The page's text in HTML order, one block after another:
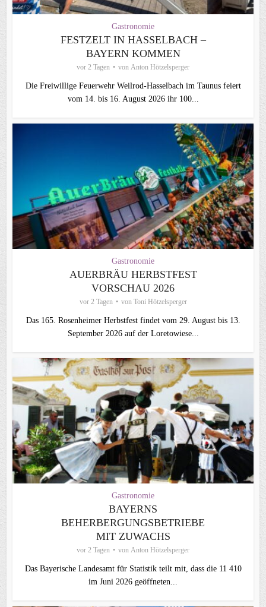
Gastronomie
FESTZELT IN HASSELBACH –
BAYERN KOMMEN
vor 2 Tagen von Anton Hötzelsperger
Die Freiwillige Feuerwehr Weilrod-Hasselbach im Taunus feiert
vom 14. bis 16. August 2026 ihr 100...
Gastronomie
AUERBRÄU HERBSTFEST
VORSCHAU 2026
vor 2 Tagen von Toni Hötzelsperger
Das 165. Rosenheimer Herbstfest findet vom 29. August bis 13.
September 2026 auf der Loretowiese...
Gastronomie
BAYERNS
BEHERBERGUNGSBETRIEBE
MIT ZUWACHS
vor 2 Tagen von Anton Hötzelsperger
Das Bayerische Landesamt für Statistik teilt mit, dass die 11 410
im Juni 2026 geöffneten...